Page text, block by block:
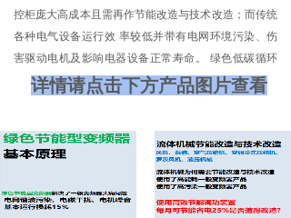
控柜庞大高成本且需再作节能改造与技术改造；而传统
各种电气设备运行效 率较低并带有电网环境污染、伤
害驱动电机及影响电器设备正常寿命。 绿色低碳循环
经济对于生产型企业最重要是提高能源利用率，重视电
电动 机用电，因此要达到碳中和目标、提高能源利用
率的方法就是交流电动机绿色高效节能控制。 绿色节
能与自动化生产是企业降低成本提高利润不二法则，特
别在市场不景气时期以及 用电大户更凸显其重要性。
详情请点击下方产品图片查看